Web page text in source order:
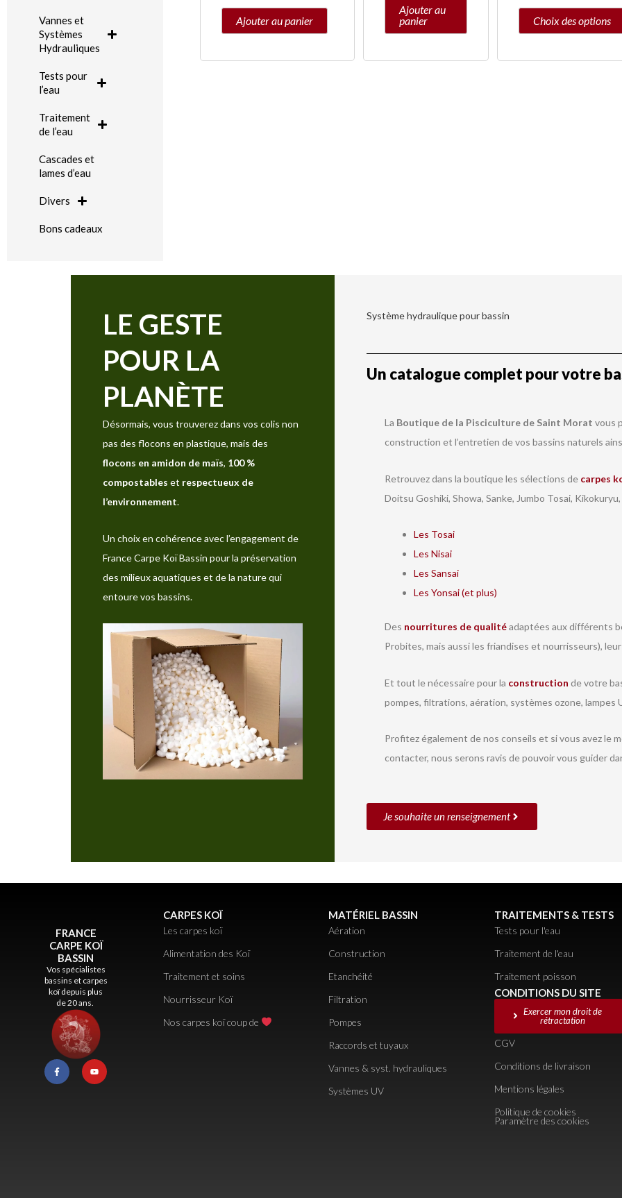
Vannes et
Systèmes
Hydrauliques
Tests pour
l’eau
Traitement
de l’eau
Cascades et
lames d’eau
Divers
Bons cadeaux
Ajouter au panier
Ajouter au
panier
Choix des options
produit
LE GESTE
POUR LA
PLANÈTE
Désormais, vous trouverez dans vos colis non
pas des flocons en plastique, mais des
flocons en amidon de maïs, 100 %
compostables et respectueux de
l’environnement.
Un choix en cohérence avec l’engagement de
France Carpe Koï Bassin pour la préservation
des milieux aquatiques et de la nature qui
entoure vos bassins.
Système hydraulique pour bassin
Un catalogue complet pour votre
La Boutique de la Pisciculture de Saint Morat vous
construction et l’entretien de vos bassins naturels
Retrouvez dans la boutique les sélections de carpes
Doitsu Goshiki, Showa, Sanke, Jumbo Tosai,
Les Tosai
Les Nisai
Les Sansai
Les Yonsai (et plus)
Des nourritures de qualitéadaptées aux différents
Probites, mais aussi les friandises et nourrisseurs), leur
Et tout le nécessaire pour la construction de votre
pompes, filtrations, aération, systèmes ozone, lampes
Profitez également de nos conseils et si vous avez le
contacter, nous serons ravis de pouvoir vous guider
Je souhaite un renseignement
FRANCE
CARPE KOÏ
BASSIN
Vos spécialistes
bassins et carpes
koï depuis plus
de 20 ans.
F
a
c
e
Y
o
t
CARPES KOÏ
Les carpes koï
Alimentation des Koï
Traitement et soins
Nourrisseur Koï
Nos carpes koï coup de
MATÉRIEL BASSIN
Aération
Construction
Etanchéité
Filtration
Pompes
Raccords et tuyaux
Vannes & syst. hydrauliques
Systèmes UV
TRAITEMENTS & TESTS
Tests pour l'eau
Traitement de l'eau
Traitement poisson
CONDITIONS DU SITE
Exercer mon droit de
rétractation
CGV
Conditions de livraison
Mentions légales
Politique de cookies
Paramètre des cookies